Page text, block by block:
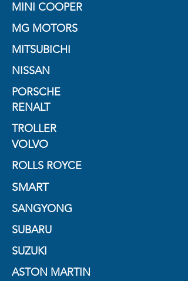
MINI COOPER
MG MOTORS
MITSUBICHI
NISSAN
PORSCHE
RENALT
TROLLER
VOLVO
ROLLS ROYCE
SMART
SANGYONG
SUBARU
SUZUKI
ASTON MARTIN